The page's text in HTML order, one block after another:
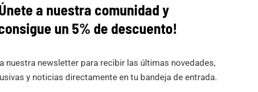
a nuestra comunidad y
un 5% de descuento!
nuestra newsletter para recibir las últimas novedades,
y noticias directamente en tu bandeja de entrada.